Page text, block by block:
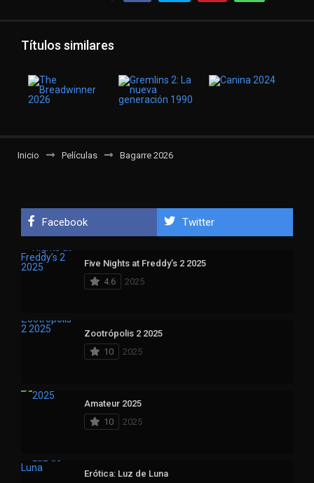
Títulos similares
Inicio Películas Bagarre 2026
Facebook Twitter
Five Nights at Freddy’s 2 2025
4.6
2025
Zootrópolis 2 2025
10
2025
Amateur 2025
10
2025
Erótica: Luz de Luna